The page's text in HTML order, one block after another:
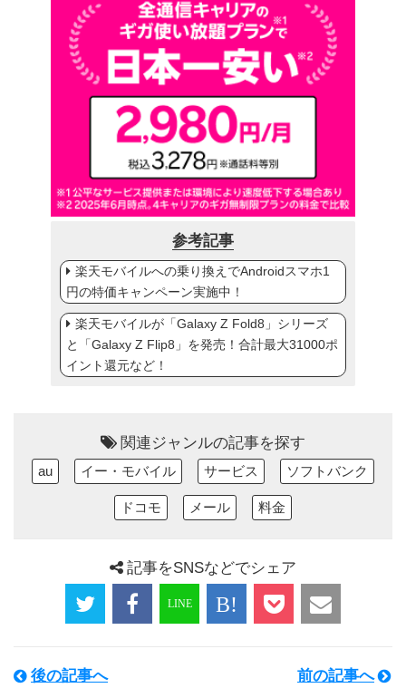
参考記事
楽天モバイルへの乗り換えでAndroidスマホ1
円の特価キャンペーン実施中！
楽天モバイルが「Galaxy Z Fold8」シリーズ
と「Galaxy Z Flip8」を発売！合計最大31000ポ
イント還元など！
関連ジャンルの記事を探す
au イー・モバイル サービス ソフトバンク
ドコモ メール 料金
記事をSNSなどでシェア
後の記事へ 前の記事へ